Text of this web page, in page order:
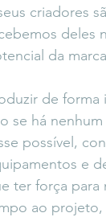
criadores
deles
da
de
se há
possível,
e
ter força
ao projeto,